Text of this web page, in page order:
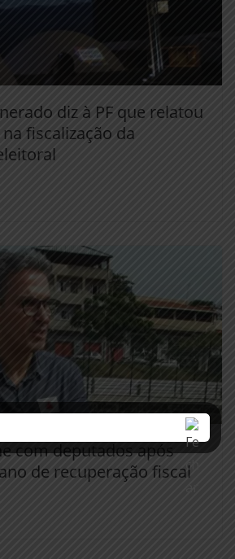
diz à PF que relatou
na fiscalização da
com deputados após
de recuperação fiscal